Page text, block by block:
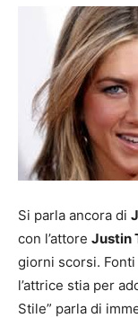
Si parla ancora di
con l’attore Justin
giorni scorsi.
l’attrice stia per
Stile” parla di